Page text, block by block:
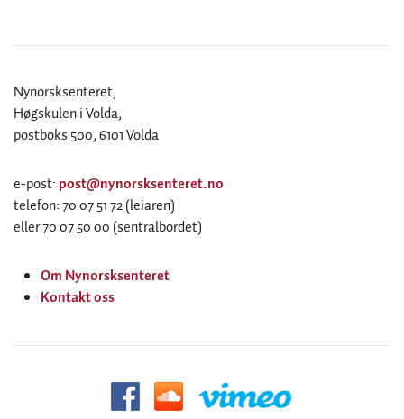
Nynorsksenteret,
Høgskulen i Volda,
postboks 500, 6101 Volda
e-post: post@nynorsksenteret.no
telefon: 70 07 51 72 (leiaren)
eller 70 07 50 00 (sentralbordet)
Om Nynorsksenteret
Kontakt oss